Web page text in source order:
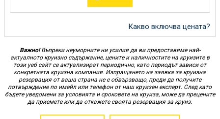
Какво включва цената?
Важно!Въпреки неуморните ни усилия да ви предоставяме най-
актуалното круизно съдържание, цените и наличностите на круизите в
този уеб сайт се актуализират периодично, като периодът зависи от
конкретната круизна компания. Изпращането на заявка за круизна
резервация от ваша страна не е обвързващо, преди да получите
потвърждение по имейл или телефон от наш круизен експерт. След като
бъдете уведомени за условията и сроковете на круиза, може да прецените
да приемете или да откажете своята резервация за круиз.